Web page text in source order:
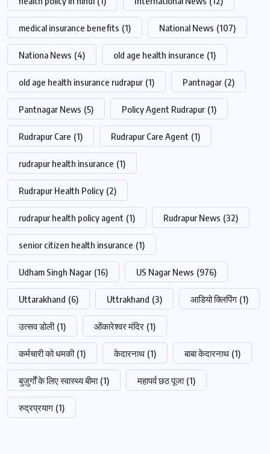
medical insurance benefits (1) National News (107)
Nationa News (4) old age health insurance (1)
old age health insurance rudrapur (1) Pantnagar (2)
Pantnagar News (5) Policy Agent Rudrapur (1)
Rudrapur Care (1) Rudrapur Care Agent (1)
rudrapur health insurance (1)
Rudrapur Health Policy (2)
rudrapur health policy agent (1) Rudrapur News (32)
senior citizen health insurance (1)
Udham Singh Nagar (16) US Nagar News (976)
Uttarakhand (6) Uttrakhand (3) आडियो क्लिपिंग (1)
उत्सव डोली (1) ओंकारेश्वर मंदिर (1)
कर्मचारी को धमकी (1) केदारनाथ (1) बाबा केदारनाथ (1)
बुज़ुर्गों के लिए स्वास्थ्य बीमा (1) महापर्व छठ पूजा (1)
रुद्रप्रयाग (1)